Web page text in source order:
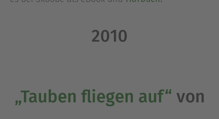
2010
„Tauben fliegen auf“ von